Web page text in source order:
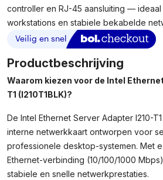
controller en RJ-45 aansluiting — ideaal
workstations en stabiele bekabelde
Productbeschrijving
Waarom kiezen voor de Intel
T1 (I210T1BLK)?
De Intel Ethernet Server Adapter I210-
interne netwerkkaart ontworpen voor
professionele desktop-systemen. Met
Ethernet-verbinding (10/100/1000
stabiele en snelle netwerkprestaties.